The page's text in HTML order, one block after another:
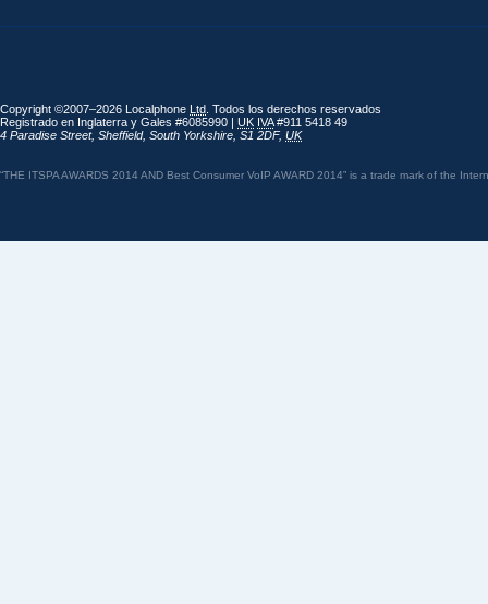
Copyright ©2007–2026 Localphone Ltd . Todos los derechos reservados
Registrado en Inglaterra y Gales #6085990 | UK IVA#911 5418 49
4 Paradise Street, Sheffield, South Yorkshire S1 2DF, UK
“THE ITSPA AWARDS 2014 AND Best Consumer VoIP AWARD 2014” is a trade mark of the